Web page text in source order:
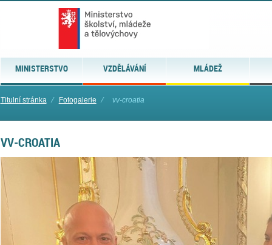
MINISTERSTVO VZDĚLÁVÁNÍ MLÁDEŽ
Titulní stránka ⁄ Fotogalerie ⁄ vv-croatia
VV-CROATIA